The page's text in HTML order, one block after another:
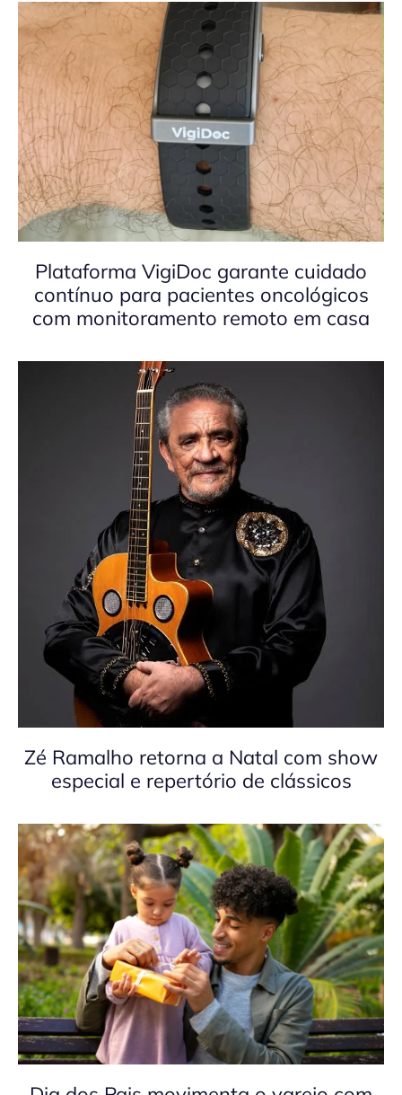
Plataforma VigiDoc garante cuidado
contínuo para pacientes oncológicos
com monitoramento remoto em casa
Zé Ramalho retorna a Natal com show
especial e repertório de clássicos